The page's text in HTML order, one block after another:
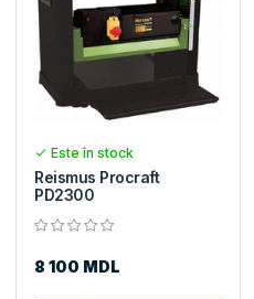
Este în stock
Reismus Procraft
PD2300
8 100 MDL